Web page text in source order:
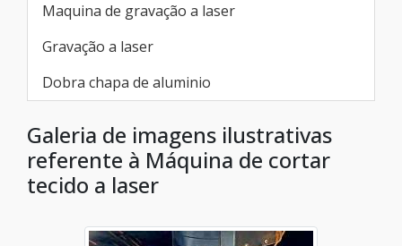
Maquina de gravação a laser
Gravação a laser
Dobra chapa de aluminio
Galeria de imagens ilustrativas
referente à Máquina de cortar
tecido a laser